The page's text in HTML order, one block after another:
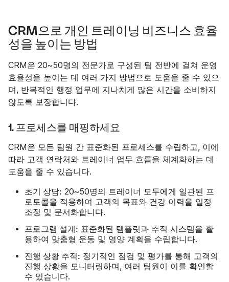
CRM으로 개인 트레이닝 비즈니스 효율
성을 높이는 방법
CRM은 20~50명의 전문가로 구성된 팀 전반에 걸쳐 운영
효율성을 높이는 데 여러 가지 방법으로 도움을 줄 수 있으
며, 반복적인 행정 업무에 지나치게 많은 시간을 소비하지
않도록 보장합니다.
1. 프로세스를 매핑하세요
CRM은 모든 팀원 간 표준화된 프로세스를 수립하고, 이에
따라 고객 연락처와 트레이너 업무 흐름을 체계화하는 데
도움을 줄 수 있습니다.
초기 상담: 20~50명의 트레이너 모두에게 일관된 프
로토콜을 적용하여 고객의 목표와 건강 이력을 일정
조정 및 문서화합니다.
프로그램 설계: 표준화된 템플릿과 추적 시스템을 활
용하여 맞춤형 운동 및 영양 계획을 수립합니다.
진행 상황 추적: 정기적인 점검 및 평가를 통해 고객의
진행 상황을 모니터링하며, 여러 팀원이 이를 확인할
수 있습니다.